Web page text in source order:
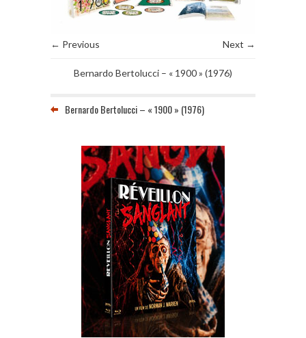
← Previous Next →
Bernardo Bertolucci – « 1900 » (1976)
Bernardo Bertolucci – « 1900 » (1976)